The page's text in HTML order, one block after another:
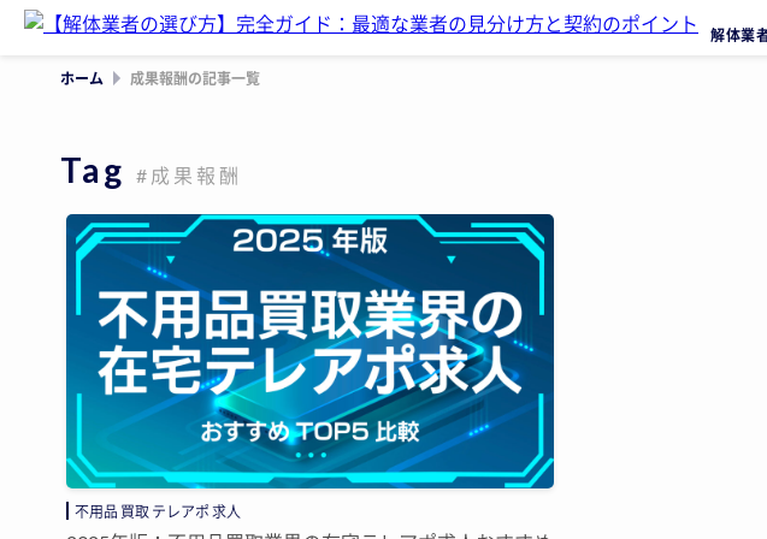
解体業
ホーム 成果報酬の記事一覧
Tag #成果報酬
不用品 買取 テレアポ 求人